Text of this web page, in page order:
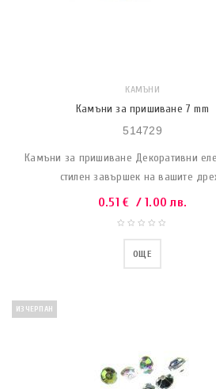
КАМЪНИ
Камъни за пришиване 7 mm
514729
Камъни за пришиване Декоративни
стилен завършек на вашите
0.51€ / 1.00 лв.
ОЩЕ
ИЗЧЕРПАН